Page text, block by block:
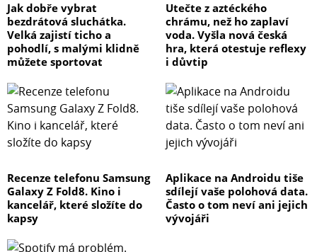
Jak dobře vybrat
bezdrátová sluchátka.
Velká zajistí ticho a
pohodlí, s malými klidně
můžete sportovat
Utečte z aztéckého
chrámu, než ho zaplaví
voda. Vyšla nová česká
hra, která otestuje reflexy
i důvtip
Recenze telefonu Samsung
Galaxy Z Fold8. Kino i
kancelář, které složíte do
kapsy
Aplikace na Androidu tiše
sdílejí vaše polohová data.
Často o tom neví ani jejich
vývojáři